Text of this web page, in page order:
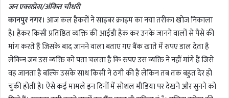
a
n
e
m
a
i
l
जन एक्सप्रेस/अंकित चौधरी
कानपुर नगर। आज कल हैकरों ने साइबर क्राइम का नया तरीका खोज निकाला
है। हैकर किसी प्रतिष्ठित व्यक्ति की आईडी हैक कर उनके जानने वालों से पैसे की
मांग करते हैं जिसके बाद जानने वाला बताए गए बैंक खाते में रुपए डाल देता है
लेकिन जब उस व्यक्ति को पता चलता है कि रुपए उस व्यक्ति ने नहीं मांगे हैं जिसे
वह जानता है बल्कि उसके साथ किसी ने ठगी की है लेकिन तब तक बहुत देर हो
चुकी होती है। ऐसे कई मामले इन दिनों में सोशल मीडिया पर देखने और सुनने को